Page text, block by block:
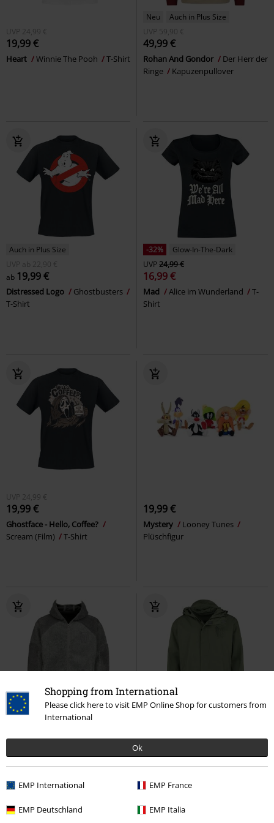
Shopping from International
Please click here to visit EMP Online Shop for customers from
International
Ok
EMP International EMP France
EMP Deutschland EMP Italia
UVP 24,99 €
19,99 €
Heart Winnie The Pooh T-Shirt
Neu
Auch in Plus Size
UVP
59,90 €
49,99 €
Rohan And Gondor
Der Herr der
Ringe
Kapuzenpullover
Auch in Plus Size
UVP
ab 22,90 €
ab 19,99 €
Distressed Logo
Ghostbusters
T-Shirt
-32%
Glow-In-The-Dark
UVP24,99 €
16,99 €
Mad Alice im Wunderland
T-
Shirt
UVP 24,99 €
19,99 €
Ghostface - Hello, Coffee?
Scream (Film)
T-Shirt
19,99 €
Mystery
Looney Tunes
Plüschfigur
Exklusiv Stickerei
129,99 €
Colossal Titan
Attack On Titan
Übergangsjacke
129,99 €
Titan Silhouette
Attack On Titan
Übergangsjacke